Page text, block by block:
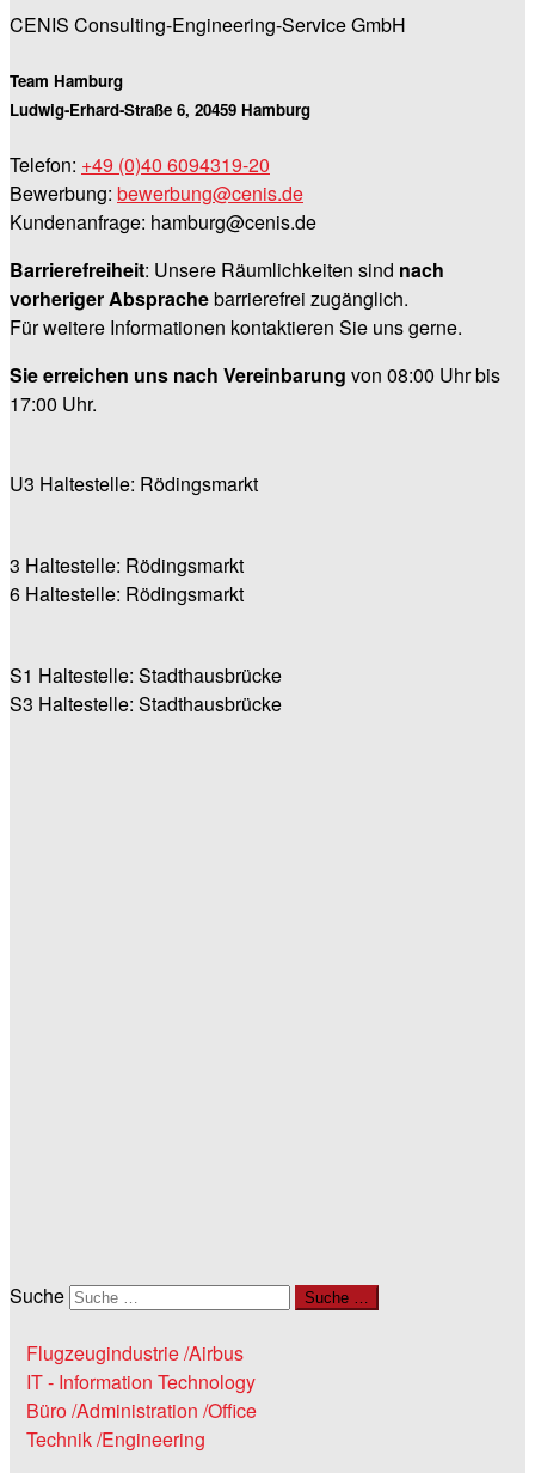
CENIS Consulting-Engineering-Service GmbH
Team Hamburg
Ludwig-Erhard-Straße 6, 20459 Hamburg
Telefon: +49 (0)40 6094319-20
Bewerbung: bewerbung@cenis.de
Kundenanfrage: hamburg@cenis.de
Barrierefreiheit: Unsere Räumlichkeiten sind nach
vorheriger Absprachebarrierefrei zugänglich.
Für weitere Informationen kontaktieren Sie uns gerne.
Sie erreichen uns nach Vereinbarung von 08:00 Uhr bis
17:00 Uhr.
U3 Haltestelle: Rödingsmarkt
3 Haltestelle: Rödingsmarkt
6 Haltestelle: Rödingsmarkt
S1 Haltestelle: Stadthausbrücke
S3 Haltestelle: Stadthausbrücke
Suche Suche …
Flugzeugindustrie /Airbus
IT - Information Technology
Büro /Administration /Office
Technik /Engineering